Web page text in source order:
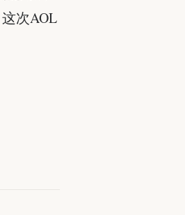
次AOL